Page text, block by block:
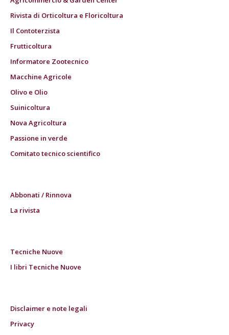
Rivista di Orticoltura e Floricoltura
Il Contoterzista
Frutticoltura
Informatore Zootecnico
Macchine Agricole
Olivo e Olio
Suinicoltura
Nova Agricoltura
Passione in verde
Comitato tecnico scientifico
Abbonati / Rinnova
La rivista
Tecniche Nuove
I libri Tecniche Nuove
Disclaimer e note legali
Privacy